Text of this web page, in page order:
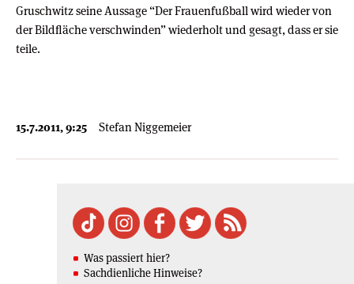
Gruschwitz seine Aussage “Der Frauenfußball wird wieder von
der Bildfläche verschwinden” wiederholt und gesagt, dass er sie
teile.
15.7.2011, 9:25 Stefan Niggemeier
Was passiert hier?
Sachdienliche Hinweise?